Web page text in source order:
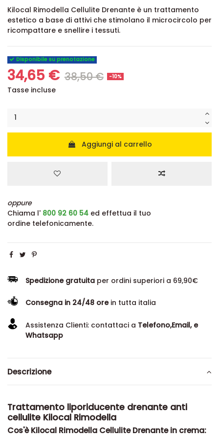
Kilocal Rimodella Cellulite Drenante è un trattamento
estetico a base di attivi che stimolano il microcircolo per
ricompattare e snellire i tessuti.
Disponibile su prenotazione
34,65 € 38,50 € -10%
Tasse incluse
Aggiungi al carrello
oppure
Chiama l' 800 92 60 54 ed effettua il tuo
ordine telefonicamente.
Spedizione gratuita per ordini superiori a 69,90€
Consegna in 24/48 orein tutta italia
Assistenza Clienti: contattaci a Telefono,Email, e
Whatsapp
Descrizione
Trattamento liporiducente drenante anti
cellulite Kilocal Rimodella
Cos'è Kilocal Rimodella Cellulite Drenante in crema: